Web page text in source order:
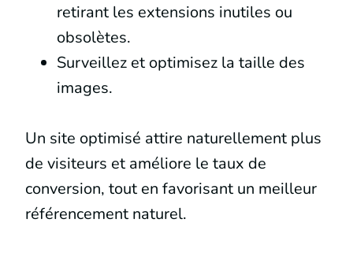
retirant les extensions inutiles ou
obsolètes.
Surveillez et optimisez la taille des
images.
Un site optimisé attire naturellement plus
de visiteurs et améliore le taux de
conversion, tout en favorisant un meilleur
référencement naturel.